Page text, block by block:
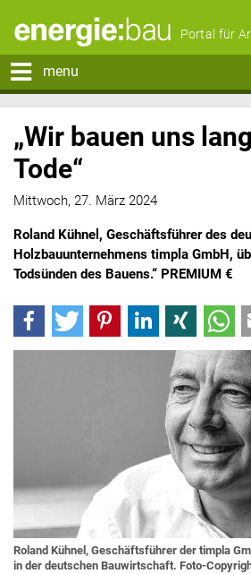
Portal für
menu
„Wir bauen uns
Tode“
Mittwoch, 27. März 2024
Roland Kühnel, Geschäftsführer des
Holzbauunternehmens timpla GmbH,
Todsünden des Bauens.“ PREMIUM €
Roland Kühnel, Geschäftsführer der timpla
in der deutschen Bauwirtschaft. Foto-